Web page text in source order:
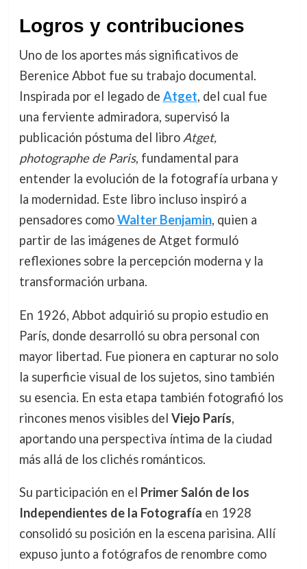
Logros y contribuciones
Uno de los aportes más significativos de
Berenice Abbot fue su trabajo documental.
Inspirada por el legado de Atget, del cual fue
una ferviente admiradora, supervisó la
publicación póstuma del libro Atget,
photographe de Paris, fundamental para
entender la evolución de la fotografía urbana y
la modernidad. Este libro incluso inspiró a
pensadores comoWalter Benjamin, quien a
partir de las imágenes de Atget formuló
reflexiones sobre la percepción moderna y la
transformación urbana.
En 1926, Abbot adquirió su propio estudio en
París, donde desarrolló su obra personal con
mayor libertad. Fue pionera en capturar no solo
la superficie visual de los sujetos, sino también
su esencia. En esta etapa también fotografió los
rincones menos visibles del Viejo París,
aportando una perspectiva íntima de la ciudad
más allá de los clichés románticos.
Su participación en el Primer Salón de los
Independientes de la Fotografía en 1928
consolidó su posición en la escena parisina. Allí
expuso junto a fotógrafos de renombre como